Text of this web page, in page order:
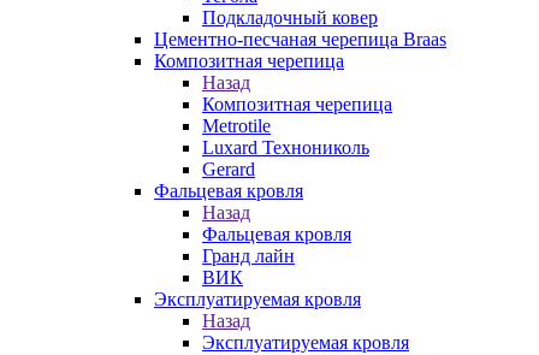
Подкладочный ковер
Цементно-песчаная черепица Braas
Композитная черепица
Назад
Композитная черепица
Metrotile
Luxard Технониколь
Gerard
Фальцевая кровля
Назад
Фальцевая кровля
Гранд лайн
ВИК
Эксплуатируемая кровля
Назад
Эксплуатируемая кровля